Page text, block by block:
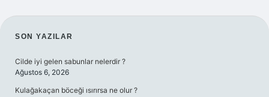
SIDEBAR
SON YAZILAR
Cilde iyi gelen sabunlar nelerdir ?
Ağustos 6, 2026
Kulağakaçan böceği ısırırsa ne olur ?